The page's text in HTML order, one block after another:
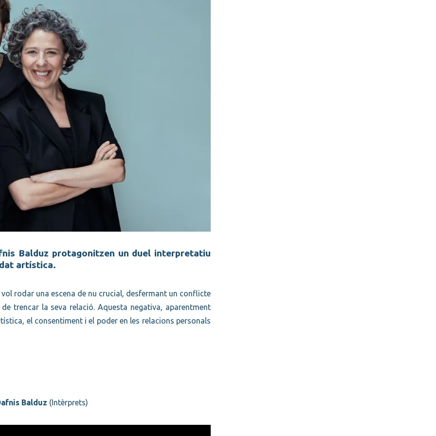
Balduz protagonitzen un duel interpretatiu
artística.
rodar una escena de nu crucial, desfermant un conflicte
trencar la seva relació. Aquesta negativa, aparentment
el consentiment i el poder en les relacions personals
Balduz (Intèrprets)